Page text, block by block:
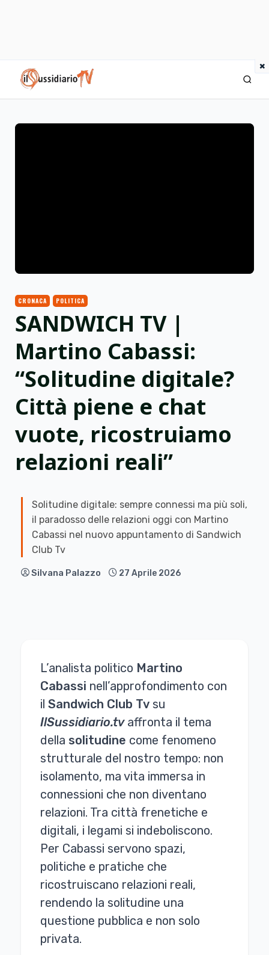
×
IlSussidiario TV
CRONACA POLITICA
SANDWICH TV |
Martino Cabassi:
“Solitudine digitale?
Città piene e chat
vuote, ricostruiamo
relazioni reali”
Solitudine digitale: sempre connessi ma più soli,
il paradosso delle relazioni oggi con Martino
Cabassi nel nuovo appuntamento di Sandwich
Club Tv
Silvana Palazzo 27 Aprile 2026
L’analista politico Martino
Cabassi nell’approfondimento con
il Sandwich Club Tv su
IlSussidiario.tvaffronta il tema
della solitudine come fenomeno
strutturale del nostro tempo: non
isolamento, ma vita immersa in
connessioni che non diventano
relazioni. Tra città frenetiche e
digitali, i legami si indeboliscono.
Per Cabassi servono spazi,
politiche e pratiche che
ricostruiscano relazioni reali,
rendendo la solitudine una
questione pubblica e non solo
privata.